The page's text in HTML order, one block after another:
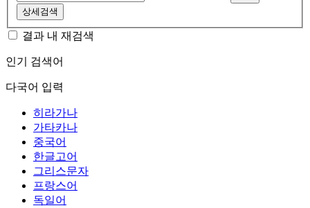
상세검색
결과 내 재검색
인기 검색어
다국어 입력
히라가나
가타카나
중국어
한글고어
그리스문자
프랑스어
독일어